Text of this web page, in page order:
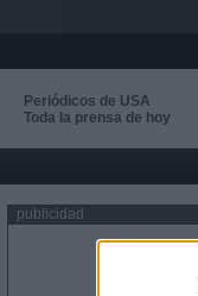
Periódicos de USA
Toda la prensa de hoy
publicidad